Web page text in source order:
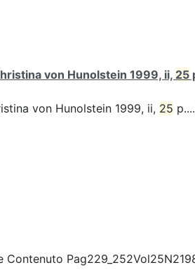
von Hunolstein 1999, ii, 25
von Hunolstein 1999, ii, 25